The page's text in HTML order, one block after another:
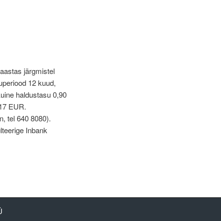
järgmistel
12 kuud,
haldustasu 0,90
EUR.
tel 640 8080).
Inbank